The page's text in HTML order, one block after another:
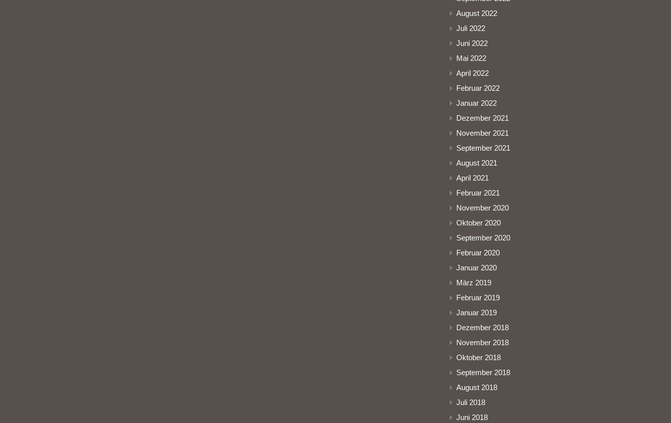
August 2022
Juli 2022
Juni 2022
Mai 2022
April 2022
Februar 2022
Januar 2022
Dezember 2021
November 2021
September 2021
August 2021
April 2021
Februar 2021
November 2020
Oktober 2020
September 2020
Februar 2020
Januar 2020
März 2019
Februar 2019
Januar 2019
Dezember 2018
November 2018
Oktober 2018
September 2018
August 2018
Juli 2018
Juni 2018